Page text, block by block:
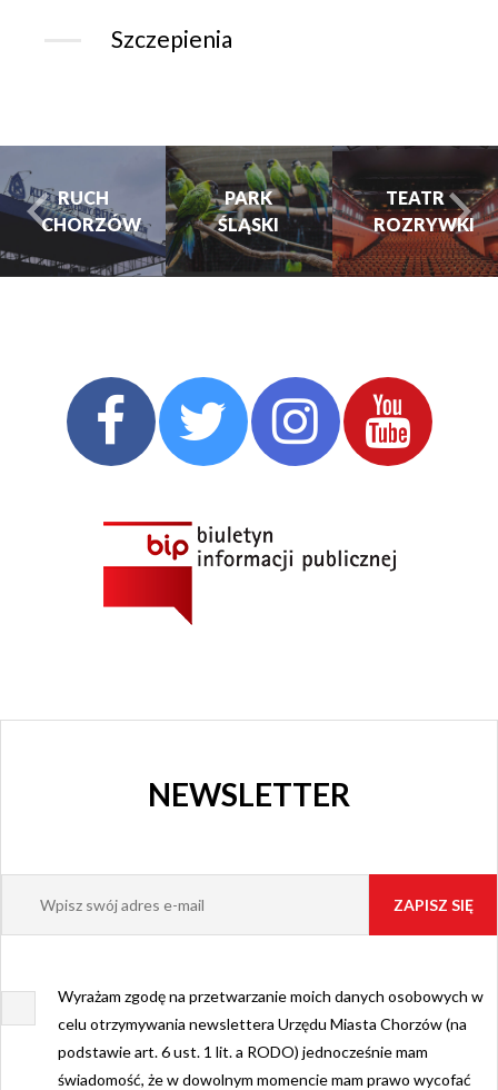
Szczepienia
PARK
ŚLĄSKI
TEATR
ROZRYWKI
PARK
ŚLĄSKI
CHORZOWSKIE
CENTRUM
KULTURY
GRAJFKA
turysta.Previous
NEWSLETTER
Wyrażam zgodę na przetwarzanie moich danych osobowych w
celu otrzymywania newslettera Urzędu Miasta Chorzów (na
podstawie art. 6 ust. 1 lit. a RODO) jednocześnie mam
świadomość, że w dowolnym momencie mam prawo wycofać